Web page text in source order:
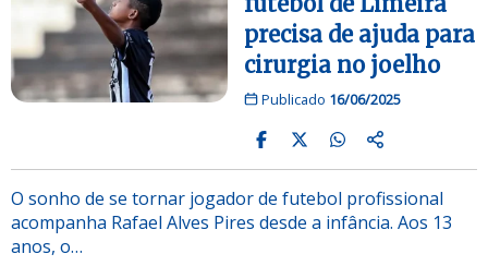
precisa de ajuda para
cirurgia no joelho
Publicado 16/06/2025
O sonho de se tornar jogador de futebol profissional
acompanha Rafael Alves Pires desde a infância. Aos 13
anos, o…